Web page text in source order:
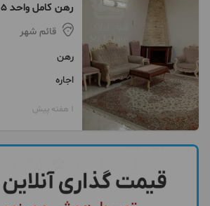
خیابان بابل
قائم شهر
رهن
اجاره
1 هفته پیش